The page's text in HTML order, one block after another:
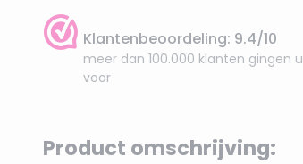
Klantenbeoordeling: 9.4/10
meer dan 100.000 klanten gingen u
voor
Product omschrijving: